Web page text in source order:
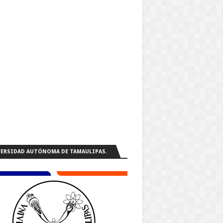
AUTÓNOMA DE TAMAULIPAS.